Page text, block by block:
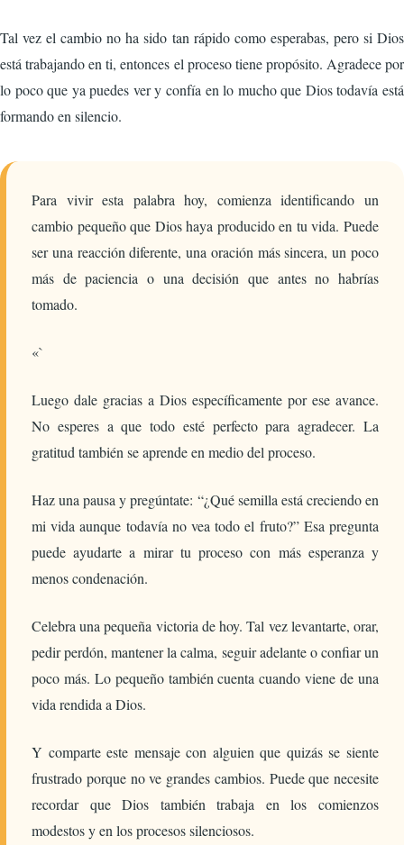
Tal vez el cambio no ha sido tan rápido como esperabas, pero si Dios
está trabajando en ti, entonces el proceso tiene propósito. Agradece por
lo poco que ya puedes ver y confía en lo mucho que Dios todavía está
formando en silencio.
Para vivir esta palabra hoy, comienza identificando un
cambio pequeño que Dios haya producido en tu vida. Puede
ser una reacción diferente, una oración más sincera, un poco
más de paciencia o una decisión que antes no habrías
tomado.
«`
Luego dale gracias a Dios específicamente por ese avance.
No esperes a que todo esté perfecto para agradecer. La
gratitud también se aprende en medio del proceso.
Haz una pausa y pregúntate: “¿Qué semilla está creciendo en
mi vida aunque todavía no vea todo el fruto?” Esa pregunta
puede ayudarte a mirar tu proceso con más esperanza y
menos condenación.
Celebra una pequeña victoria de hoy. Tal vez levantarte, orar,
pedir perdón, mantener la calma, seguir adelante o confiar un
poco más. Lo pequeño también cuenta cuando viene de una
vida rendida a Dios.
Y comparte este mensaje con alguien que quizás se siente
frustrado porque no ve grandes cambios. Puede que necesite
recordar que Dios también trabaja en los comienzos
modestos y en los procesos silenciosos.